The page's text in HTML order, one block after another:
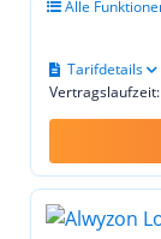
Alle
Tarifdetails